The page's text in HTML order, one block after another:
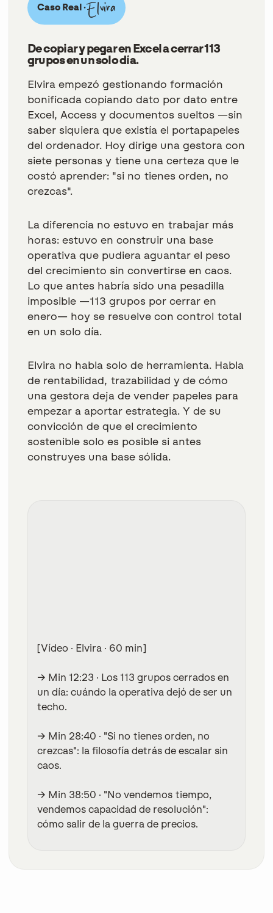
Caso Real ·Elvira
De copiar y pegar en Excel a cerrar 113
grupos en un solo día.
Elvira empezó gestionando formación
bonificada copiando dato por dato entre
Excel, Access y documentos sueltos —sin
saber siquiera que existía el portapapeles
del ordenador. Hoy dirige una gestora con
siete personas y tiene una certeza que le
costó aprender: "si no tienes orden, no
crezcas".
La diferencia no estuvo en trabajar más
horas: estuvo en construir una base
operativa que pudiera aguantar el peso
del crecimiento sin convertirse en caos.
Lo que antes habría sido una pesadilla
imposible —113 grupos por cerrar en
enero— hoy se resuelve con control total
en un solo día.
Elvira no habla solo de herramienta. Habla
de rentabilidad, trazabilidad y de cómo
una gestora deja de vender papeles para
empezar a aportar estrategia. Y de su
convicción de que el crecimiento
sostenible solo es posible si antes
construyes una base sólida.
[Vídeo · Elvira · 60 min]
→ Min 12:23 · Los 113 grupos cerrados en
un día: cuándo la operativa dejó de ser un
techo.
→ Min 28:40 · "Si no tienes orden, no
crezcas": la filosofía detrás de escalar sin
caos.
→ Min 38:50 · "No vendemos tiempo,
vendemos capacidad de resolución":
cómo salir de la guerra de precios.